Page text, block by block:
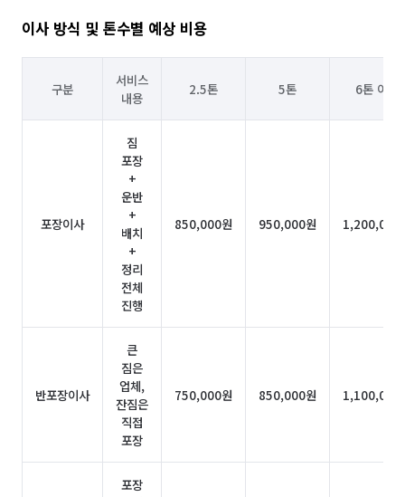
이사 방식 및 톤수별 예상 비용
구분
서비스
내용
2.5톤 5톤 6톤 이상
포장이사
짐
포장
+
운반
+
배치
+
정리
전체
진행
850,000원 950,000원 1,200,000
반포장이사
큰
짐은
업체,
잔짐은
직접
포장
750,000원 850,000원 1,100,000
포장